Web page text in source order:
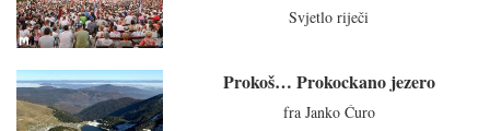
Svjetlo riječi
Prokoš… Prokockano jezero
fra Janko Ćuro